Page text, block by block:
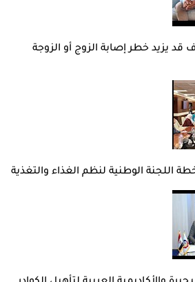
قد يزيد خطر إصابة الزوج أو الزوجة
اللجنة الوطنية لنظم الغذاء والتغذية